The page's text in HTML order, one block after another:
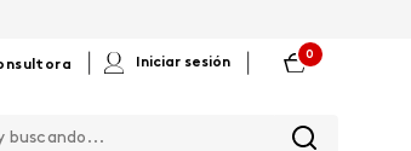
Iniciar sesión
0